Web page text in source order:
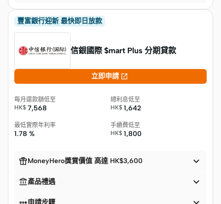
豐富銀行迎新 最快即日放款
信銀國際 $mart Plus 分期貸款
立即申請 
每月還款額低至
HK$ 7,568
總利息低至
HK$ 1,642
最低實際年利率
1.78 %
手續費低至
HK$ 1,800
MoneyHero獎賞價值 高達 HK$3,600 
產品禮遇 
申請步驟